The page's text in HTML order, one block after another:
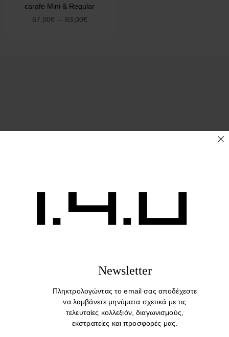
carafe Mini & Regular
67,00€ – 83,00€
Privacy & Policy
Newsletter
Πληκτρολογώντας το email σας αποδέχεστε
να λαμβάνετε μηνύματα σχετικά με τις
τελευταίες κολλεξιόν, διαγωνισμούς,
εκστρατείες και προσφορές μας.